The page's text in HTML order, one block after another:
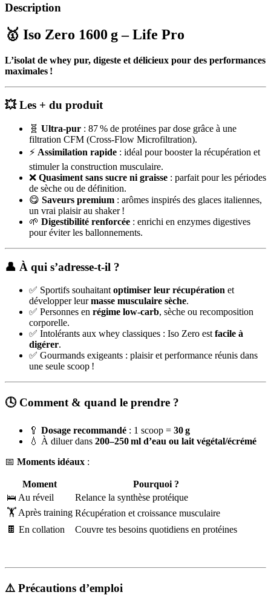
Description
🥇 Iso Zero 1600 g – Life Pro
L’isolat de whey pur, digeste et délicieux pour des performances
maximales !
💥Les + du produit
🧬 Ultra-pur : 87 % de protéines par dose grâce à une
filtration CFM (Cross-Flow Microfiltration).
⚡ Assimilation rapide : idéal pour booster la récupération et
stimuler la construction musculaire.
❌ Quasiment sans sucre ni graisse : parfait pour les périodes
de sèche ou de définition.
😋 Saveurs premium : arômes inspirés des glaces italiennes,
un vrai plaisir au shaker !
🌱 Digestibilité renforcée : enrichi en enzymes digestives
pour éviter les ballonnements.
👤 À qui s’adresse-t-il ?
✅ Sportifs souhaitantoptimiser leur récupération et
développer leurmasse musculaire sèche.
✅ Personnes en régime low-carb, sèche ou recomposition
corporelle.
✅ Intolérants aux whey classiques : Iso Zero estfacile à
digérer.
✅ Gourmands exigeants : plaisir et performance réunis dans
une seule scoop !
🕓 Comment & quand le prendre ?
🥄 Dosage recommandé : 1 scoop = 30 g
💧 À diluer dans 200–250 ml d’eau ou lait végétal/écrémé
📅 Moments idéaux :
Moment
Pourquoi ?
🛌 Au réveil
Relance la synthèse protéique
🏋️ Après training Récupération et croissance musculaire
🍫 En collation
Couvre tes besoins quotidiens en protéines
⚠️ Précautions d’emploi